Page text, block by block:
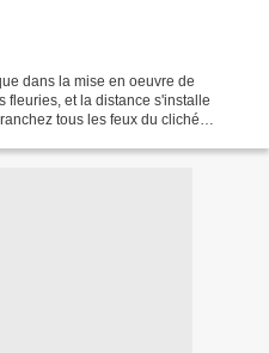
dans la mise en oeuvre de
fleuries, et la distance s'installe
tous les feux du cliché